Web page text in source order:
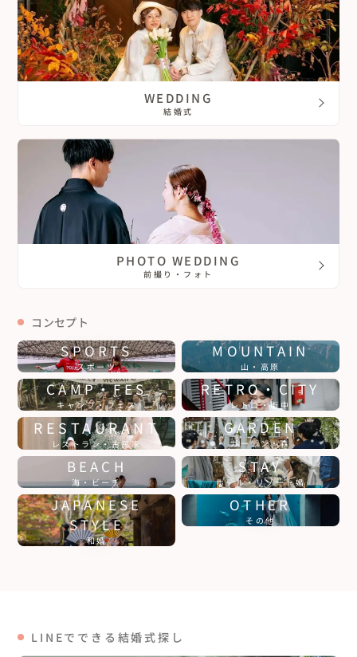
高知県
沖縄県
WEDDING
結婚式
PHOTO WEDDING
前撮り・フォト
コンセプト
SPORTS
スポーツ
MOUNTAIN
山・高原
CAMP・FES
キャンプ・フェス
RETRO・CITY
レトロ・街中
RESTAURANT
レストラン・古民家
GARDEN
ガーデン・森
BEACH
海・ビーチ
STAY
ホテル・リゾート婚
JAPANESE
STYLE
和婚
OTHER
その他
LINEでできる結婚式探し